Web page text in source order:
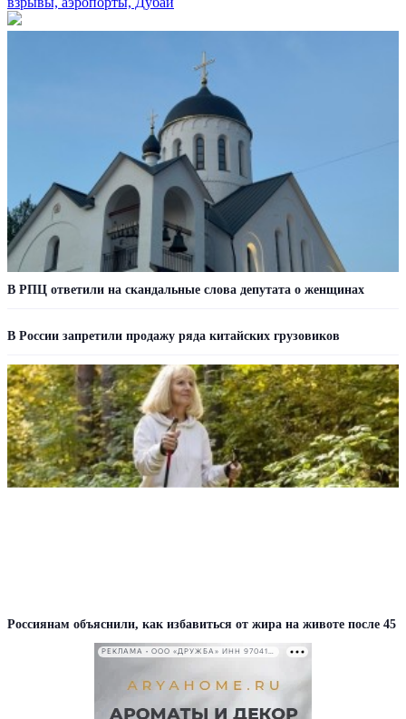
В РПЦ ответили на скандальные слова депутата о женщинах
В России запретили продажу ряда китайских грузовиков
Россиянам объяснили, как избавиться от жира на животе после 45
РЕКЛАМА • ООО «ДРУЖБА» ИНН 9704146411